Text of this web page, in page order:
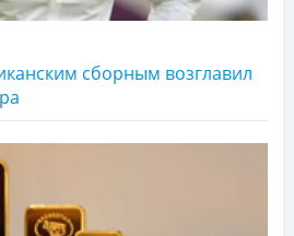
сборным возглавил